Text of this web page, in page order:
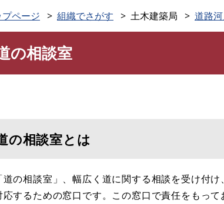
プページ 組織でさがす 土木建築局 道路
の相談室
の相談室とは
の相談室」、幅広く道に関する相談を受け付
応するための窓口です。この窓口で責任をもっ